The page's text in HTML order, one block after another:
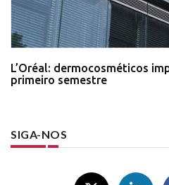
L’Oréal: dermocosméticos
primeiro semestre
SIGA-NOS